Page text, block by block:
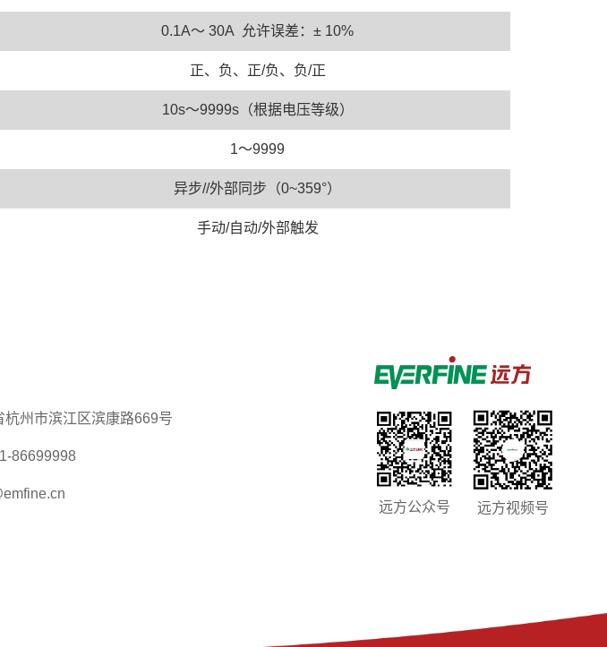
0.1A～ 30A 允许误差：± 10%
正、负、正/负、负/正
10s～9999s（根据电压等级）
1～9999
异步//外部同步（0~359°）
手动/自动/外部触发
杭州市滨江区滨康路669号
86699998
远方公众号
远方视频号